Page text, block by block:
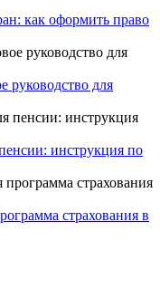
как оформить право
руководство для
инструкция по
страхования в